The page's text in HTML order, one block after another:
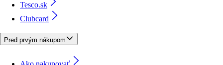
Tesco.sk
Clubcard
Pred prvým nákupom